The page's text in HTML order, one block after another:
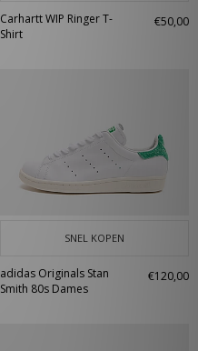
Carhartt WIP Ringer T-
Shirt
€50,00
SNEL KOPEN
adidas Originals Stan
Smith 80s Dames
€120,00